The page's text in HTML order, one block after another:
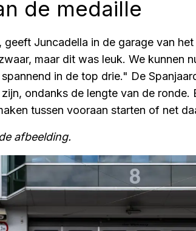
de medaille
Juncadella in de garage van
maar dit was leuk. We kunnen
in de top drie." De
ondanks de lengte van de ronde.
tussen vooraan starten of net
afbeelding.